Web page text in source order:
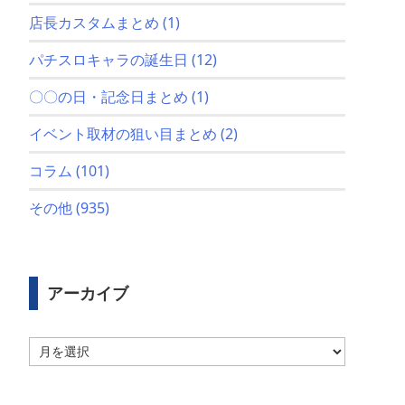
店長カスタムまとめ (1)
パチスロキャラの誕生日 (12)
〇〇の日・記念日まとめ (1)
イベント取材の狙い目まとめ (2)
コラム (101)
その他(935)
アーカイブ
ー